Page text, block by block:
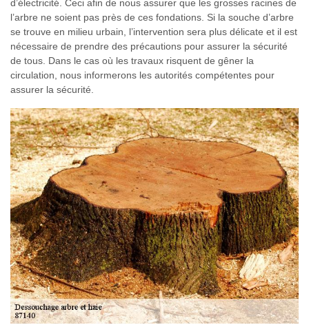
d’électricité. Ceci afin de nous assurer que les grosses racines de
l’arbre ne soient pas près de ces fondations. Si la souche d’arbre
se trouve en milieu urbain, l’intervention sera plus délicate et il est
nécessaire de prendre des précautions pour assurer la sécurité
de tous. Dans le cas où les travaux risquent de gêner la
circulation, nous informerons les autorités compétentes pour
assurer la sécurité.